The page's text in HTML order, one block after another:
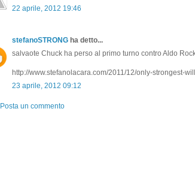
22 aprile, 2012 19:46
stefanoSTRONG ha detto...
salvaote Chuck ha perso al primo turno contro Aldo
http://www.stefanolacara.com/2011/12/only-strongest-
23 aprile, 2012 09:12
Posta un commento